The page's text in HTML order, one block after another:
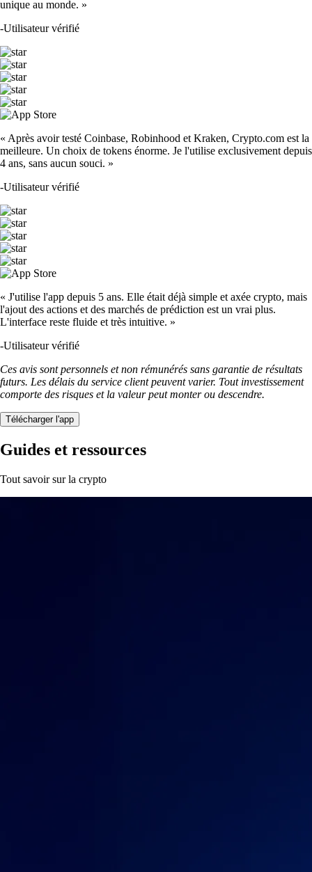
unique au monde. »
-Utilisateur vérifié
« Après avoir testé Coinbase, Robinhood et Kraken, Crypto.com est la
meilleure. Un choix de tokens énorme. Je l'utilise exclusivement depuis
4 ans, sans aucun souci. »
-Utilisateur vérifié
« J'utilise l'app depuis 5 ans. Elle était déjà simple et axée crypto, mais
l'ajout des actions et des marchés de prédiction est un vrai plus.
L'interface reste fluide et très intuitive. »
-Utilisateur vérifié
Ces avis sont personnels et non rémunérés sans garantie de résultats
futurs. Les délais du service client peuvent varier. Tout investissement
comporte des risques et la valeur peut monter ou descendre.
Télécharger l'app
Guides et ressources
Tout savoir sur la crypto